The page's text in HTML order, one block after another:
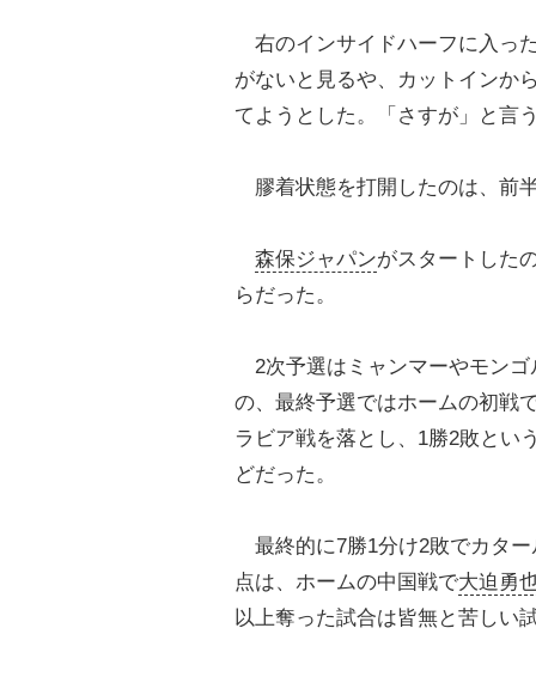
右のインサイドハーフに入った
がないと見るや、カットインか
てようとした。「さすが」と言
膠着状態を打開したのは、前
森保ジャパンがスタートした
らだった。
2次予選はミャンマーやモンゴ
の、最終予選ではホームの初戦
ラビア戦を落とし、1勝2敗とい
どだった。
最終的に7勝1分け2敗でカタ
点は、ホームの中国戦で大迫勇
以上奪った試合は皆無と苦しい